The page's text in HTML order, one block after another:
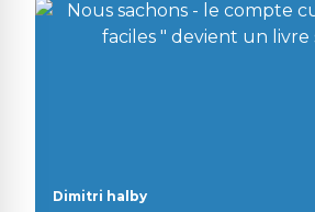
Dimitri halby